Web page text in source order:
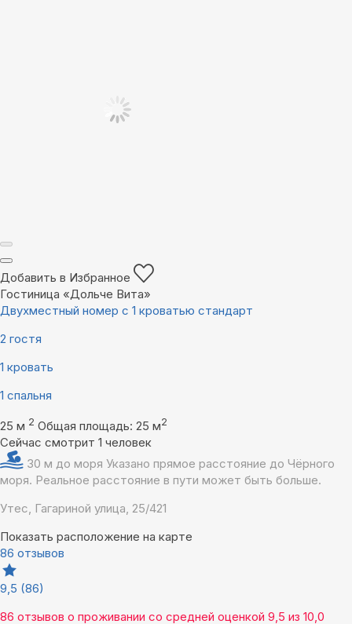
Добавить в Избранное
Гостиница «Дольче Вита»
Двухместный номер с 1 кроватью стандарт
2 гостя
1 кровать
1 спальня
25 м 2 Общая площадь: 25 м2
Сейчас смотрит 1 человек
30 м до моря Указано прямое расстояние до Чёрного
моря. Реальное расстояние в пути может быть больше.
Утес, Гагариной улица, 25/421
Показать расположение на карте
86 отзывов
9,5 (86)
86 отзывов о проживании со средней оценкой 9,5 из 10,0